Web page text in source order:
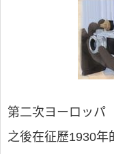
第二次ヨーロッパ
之後在征歷1930年